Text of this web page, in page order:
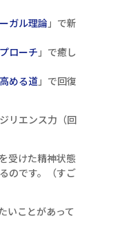
ガル理論 」で新
ローチ」で癒し
める道」で回復
リエンス力（回
受けた精神状態
のです。（すご
いことがあって